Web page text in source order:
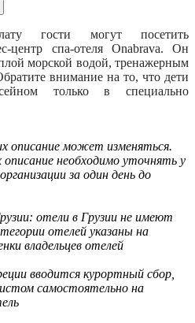
гости могут посетить
центр спа-отеля Onabrava. Он
морской водой, тренажерным
внимание на то, что дети
только в специально
описание может изменяться.
необходимо уточнять у
за один день до
отели в Грузии не имеют
отелей указаны на
владельцев отелей
вводится курортный сбор,
самостоятельно на